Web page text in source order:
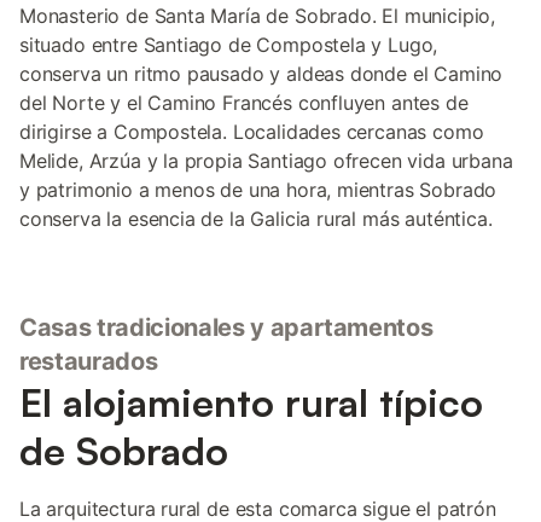
Monasterio de Santa María de Sobrado. El municipio,
situado entre Santiago de Compostela y Lugo,
conserva un ritmo pausado y aldeas donde el Camino
del Norte y el Camino Francés confluyen antes de
dirigirse a Compostela. Localidades cercanas como
Melide, Arzúa y la propia Santiago ofrecen vida urbana
y patrimonio a menos de una hora, mientras Sobrado
conserva la esencia de la Galicia rural más auténtica.
Casas tradicionales y apartamentos
restaurados
El alojamiento rural típico
de Sobrado
La arquitectura rural de esta comarca sigue el patrón